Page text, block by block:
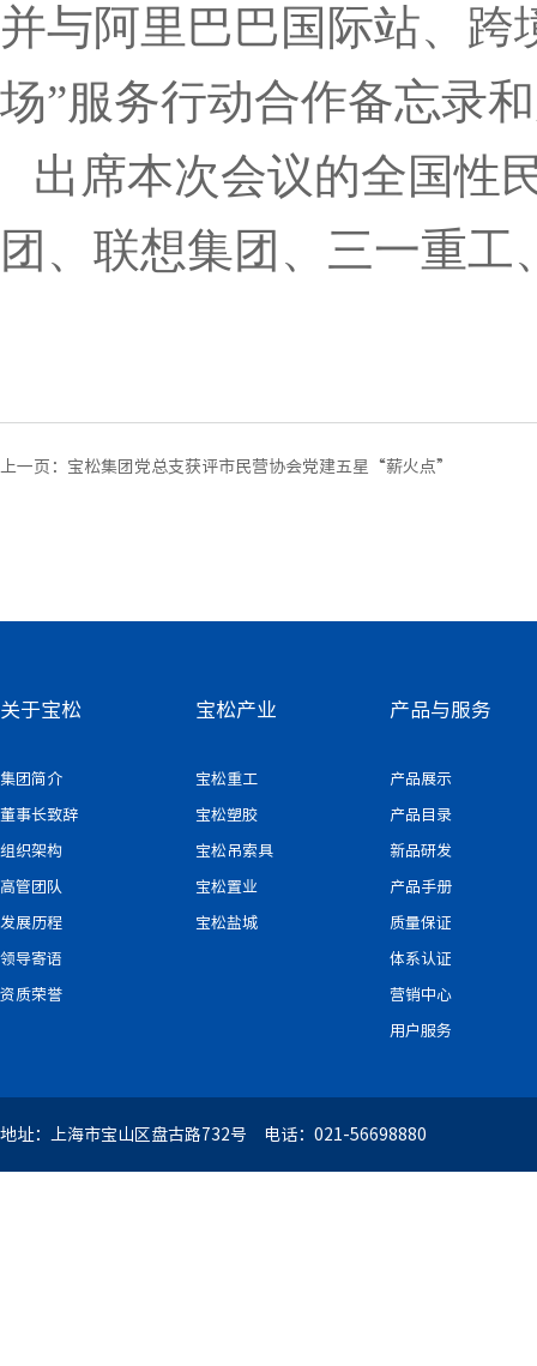
并与阿里巴巴国际站、跨
场”服务行动合作备忘录
出席本次会议的全国性
团、联想集团、三一重
上一页： 宝松集团党总支获评市民营协会党建五星“薪火点”
关于宝松
集团简介
董事长致辞
组织架构
高管团队
发展历程
领导寄语
资质荣誉
宝松产业
宝松重工
宝松塑胶
宝松吊索具
宝松置业
宝松盐城
产品与服务
产品展示
产品目录
新品研发
产品手册
质量保证
体系认证
营销中心
用户服务
地址：上海市宝山区盘古路732号 电话：021-56698880